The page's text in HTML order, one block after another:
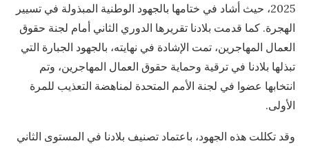
2025، حيث أشاد في ختامها بالجهود الوطنية المبذولة في تسيير
الهجرة. كما قدمت بلادنا تقريرها الدوري الثاني أمام لجنة حقوق
العمال المهاجرين، تمت الإشادة في نهايته، بالجهود الجبارة التي
تبذلها بلادنا في ترقية وحماية حقوق العمال المهاجرين، وتم
انتخابها عضوا في لجنة الأمم المتحدة لمناهضة التعذيب للمرة
الأولى.
وقد تكللت هذه الجهود، باعتماد تصنيف بلادنا في المستوى الثاني